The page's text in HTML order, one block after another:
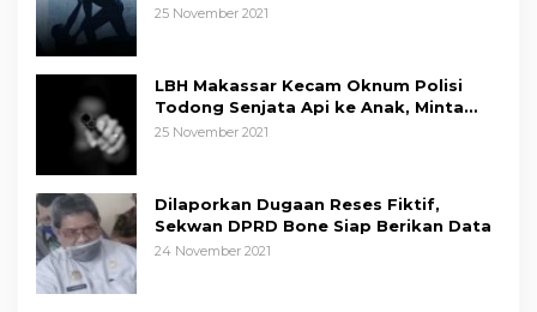
25 November 2021
LBH Makassar Kecam Oknum Polisi
Todong Senjata Api ke Anak, Minta
Kapolda Sulsel Tindak Tegas
25 November 2021
Dilaporkan Dugaan Reses Fiktif,
Sekwan DPRD Bone Siap Berikan Data
24 November 2021